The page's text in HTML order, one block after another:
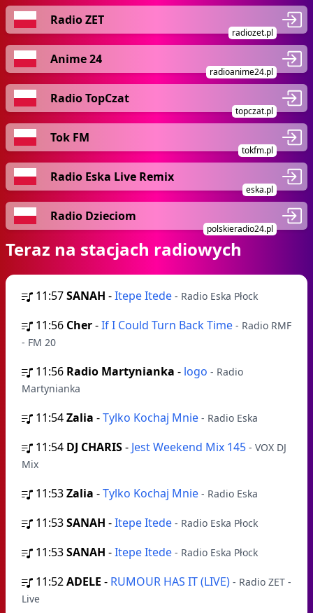
Radio ZET
radiozet.pl
Anime 24
radioanime24.pl
Radio TopCzat
topczat.pl
Tok FM
tokfm.pl
Radio Eska Live Remix
eska.pl
Radio Dzieciom
polskieradio24.pl
Teraz na stacjach radiowych
11:57SANAH -Itepe Itede - Radio Eska Płock
11:56 Cher-If I Could Turn Back Time - Radio RMF
- FM 20
11:56 Radio Martynianka - logo - Radio
Martynianka
11:54Zalia -Tylko Kochaj Mnie - Radio Eska
11:54 DJ CHARIS- Jest Weekend Mix 145 - VOX DJ
Mix
11:53Zalia -Tylko Kochaj Mnie - Radio Eska
11:53SANAH -Itepe Itede - Radio Eska Płock
11:53SANAH -Itepe Itede - Radio Eska Płock
11:52ADELE - RUMOUR HAS IT (LIVE) - Radio ZET -
Live